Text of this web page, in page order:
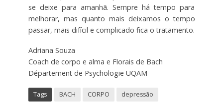
se deixe para amanhã. Sempre há tempo para
melhorar, mas quanto mais deixamos o tempo
passar, mais difícil e complicado fica o tratamento.
Adriana Souza
Coach de corpo e alma e Florais de Bach
Département de Psychologie UQAM
Tags BACH CORPO
depressão